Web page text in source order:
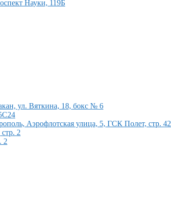
Науки, 119Б
ул. Вяткина, 18, бокс № 6
Аэрофлотская улица, 5, ГСК Полет, стр.
2
2